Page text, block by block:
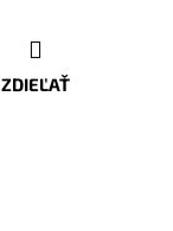
ZDIEĽAŤ